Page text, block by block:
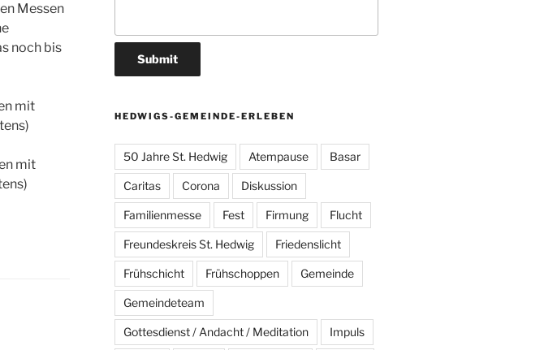
Messen
noch bis
mit
mit
HEDWIGS-GEMEINDE-ERLEBEN
50 Jahre St. Hedwig Atempause Basar
Caritas Corona Diskussion
Familienmesse Fest Firmung Flucht
Freundeskreis St. Hedwig Friedenslicht
Frühschicht Frühschoppen Gemeinde
Gemeindeteam
Gottesdienst / Andacht / Meditation Impuls